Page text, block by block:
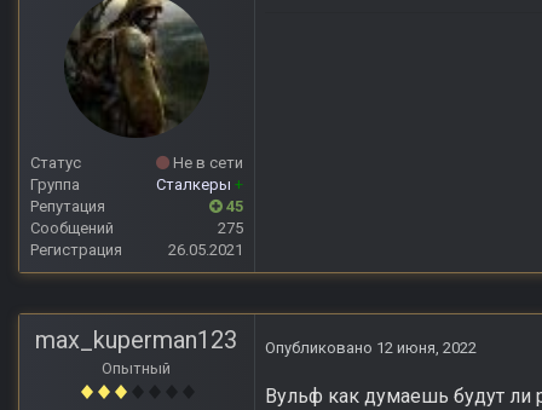
Статус
Не в сети
Группа
Сталкеры +
Репутация
45
Сообщений
275
Регистрация
26.05.2021
max_kuperman123
Опытный
Опубликовано 12 июня, 2022
Вульф как думаешь будут ли